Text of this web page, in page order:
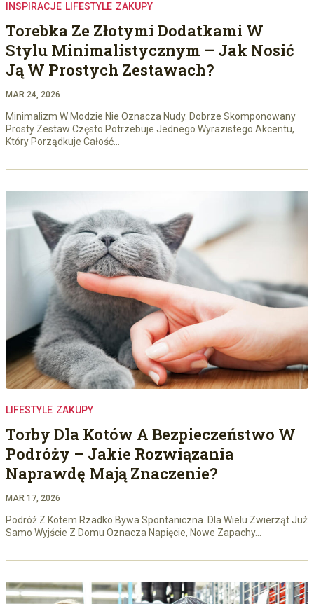
INSPIRACJE LIFESTYLE ZAKUPY
Torebka Ze Złotymi Dodatkami W
Stylu Minimalistycznym – Jak Nosić
Ją W Prostych Zestawach?
MAR 24, 2026
Minimalizm W Modzie Nie Oznacza Nudy. Dobrze Skomponowany
Prosty Zestaw Często Potrzebuje Jednego Wyrazistego Akcentu,
Który Porządkuje Całość…
LIFESTYLE ZAKUPY
Torby Dla Kotów A Bezpieczeństwo W
Podróży – Jakie Rozwiązania
Naprawdę Mają Znaczenie?
MAR 17, 2026
Podróż Z Kotem Rzadko Bywa Spontaniczna. Dla Wielu Zwierząt Już
Samo Wyjście Z Domu Oznacza Napięcie, Nowe Zapachy…